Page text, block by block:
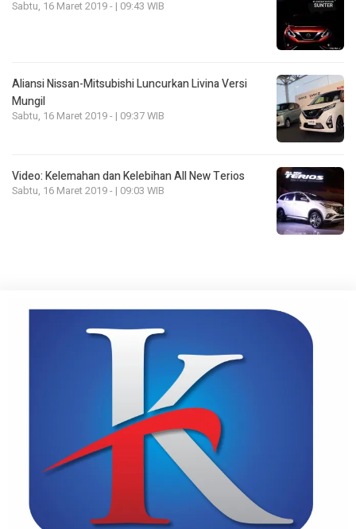
Sabtu, 16 Maret 2019 - | 09:43 WIB
Aliansi Nissan-Mitsubishi Luncurkan Livina Versi
Mungil
Sabtu, 16 Maret 2019 - | 09:37 WIB
Video: Kelemahan dan Kelebihan All New Terios
Sabtu, 16 Maret 2019 - | 09:03 WIB